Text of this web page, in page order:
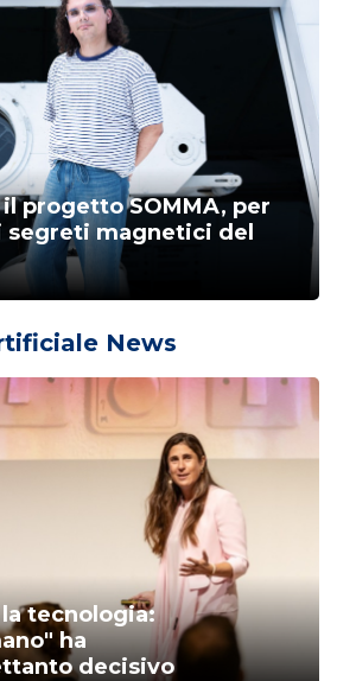
il progetto SOMMA, per
segreti magnetici del
News
tecnologia:
ha
decisivo